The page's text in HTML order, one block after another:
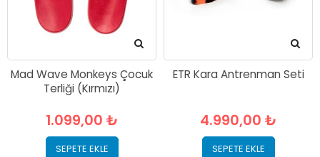
Mad Wave Monkeys Çocuk
Terliği (Kırmızı)
1.099,00 ₺
SEPETE EKLE
ETR Kara Antrenman Seti
4.990,00 ₺
SEPETE EKLE